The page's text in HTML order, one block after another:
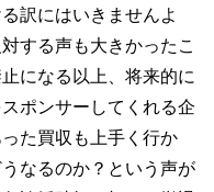
訳にはいきませんよ
する声も大きかったこ
になる以上、将来的に
ポンサーしてくれる企
た買収も上手く行か
なるのか？という声が